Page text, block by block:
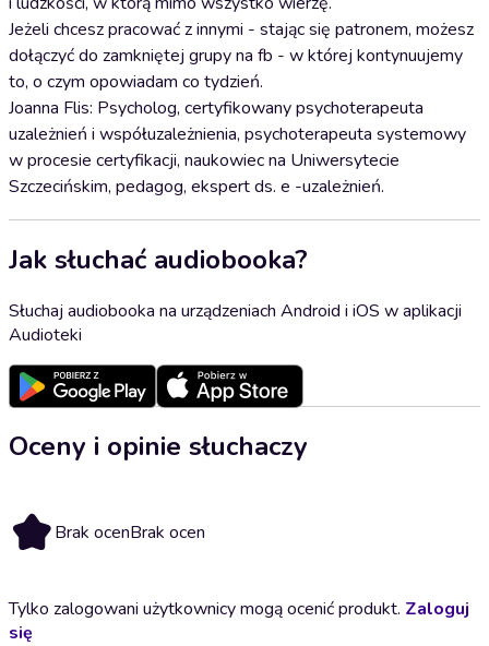
Jeżeli chcesz pracować z innymi - stając się patronem, możesz
dołączyć do zamkniętej grupy na fb - w której kontynuujemy
to, o czym opowiadam co tydzień.
Joanna Flis: Psycholog, certyfikowany psychoterapeuta
uzależnień i współuzależnienia, psychoterapeuta systemowy
w procesie certyfikacji, naukowiec na Uniwersytecie
Szczecińskim, pedagog, ekspert ds. e -uzależnień.
Jak słuchać audiobooka?
Słuchaj audiobooka na urządzeniach Android i iOS w aplikacji
Audioteki
Oceny i opinie słuchaczy
Brak ocenBrak ocen
Tylko zalogowani użytkownicy mogą ocenić produkt. Zaloguj
się